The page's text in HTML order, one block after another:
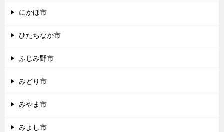
にかほ市
ひたちなか市
ふじみ野市
みどり市
みやま市
みよし市